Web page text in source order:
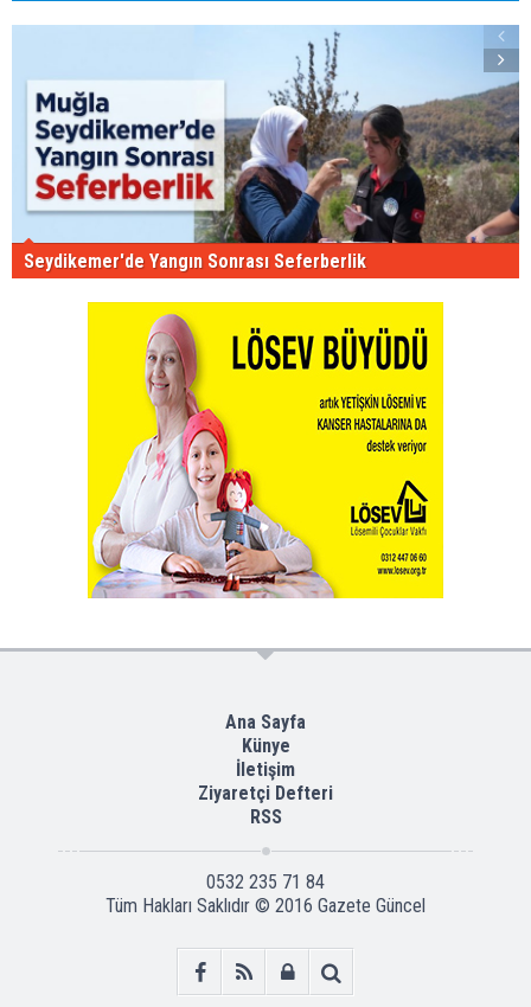
Seydikemer'de Yangın Sonrası Seferberlik
Ana Sayfa
Künye
İletişim
Ziyaretçi Defteri
RSS
0532 235 71 84
Tüm Hakları Saklıdır © 2016 Gazete Güncel